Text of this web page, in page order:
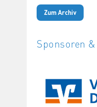
Zum Archiv
Sponsoren